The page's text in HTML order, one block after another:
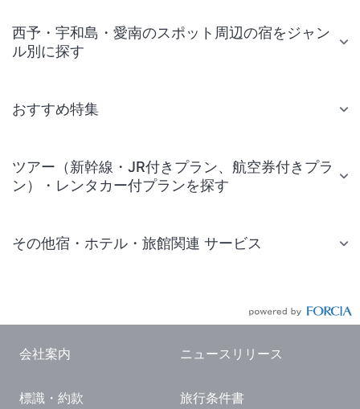
西予・宇和島・愛南のスポット周辺の宿をジャン
ル別に探す
おすすめ特集
ツアー（新幹線・JR付きプラン、航空券付きプラ
ン）・レンタカー付プランを探す
その他宿・ホテル・旅館関連 サービス
国内観光ガイド
会社案内 ニュースリリース
標識・約款 旅行条件書